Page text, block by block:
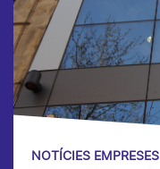
NOTÍCIES EMPRESES